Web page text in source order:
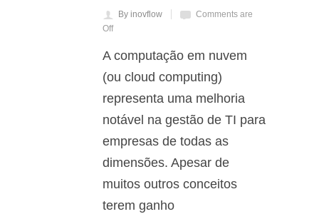
By inovflow
Comments are
Off
A computação em nuvem
(ou cloud computing)
representa uma melhoria
notável na gestão de TI para
empresas de todas as
dimensões. Apesar de
muitos outros conceitos
terem ganho